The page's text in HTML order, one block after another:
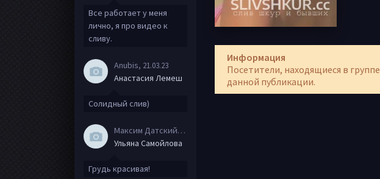
Информация
Посетители, находящиеся в группе
данной публикации.
Все работает у меня
лично, я про видео к
сливу.
Anubis, 21.03.23
Анастасия Лемеш
Солидный слив)
Максим Датский
, 15.08.20
Ульяна Самойлова
Грудь красивая!